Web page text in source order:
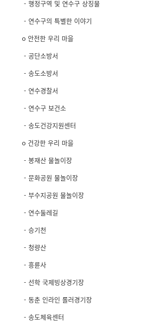
- 행정구역 및 연수구 상징물
- 연수구의 특별한 이야기
o 안전한 우리 마을
- 공단소방서
- 송도소방서
- 연수경찰서
- 연수구 보건소
- 송도건강지원센터
o 건강한 우리 마을
- 봉재산 물놀이장
- 문화공원 물놀이장
- 부수지공원 물놀이장
- 연수둘레길
- 승기천
- 청량산
- 흥륜사
- 선학 국제빙상경기장
- 동춘 인라인 롤러경기장
- 송도체육센터